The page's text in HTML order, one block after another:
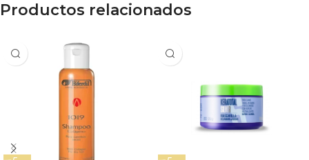
Productos relacionados